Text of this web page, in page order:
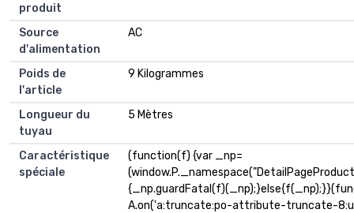
produit
Source
d'alimentation
AC
Poids de
l'article
9 Kilogrammes
Longueur du
tuyau
5 Mètres
Caractéristique
spéciale
(function(f) {var _np=
A.on('a:truncate:po-attribute-truncate-